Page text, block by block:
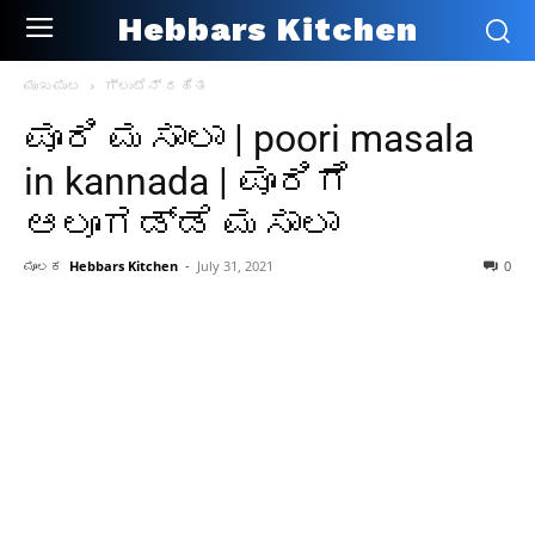
Hebbars Kitchen
ಮುಖಪುಟ ಗ್ಲುಟೆನ್ ರಹಿತ
ಪೂರಿ ಮಸಾಲಾ | poori masala
in kannada | ಪೂರಿಗೆ
ಆಲೂಗಡ್ಡೆ ಮಸಾಲಾ
ಮೂಲಕ Hebbars Kitchen - July 31, 2021 0